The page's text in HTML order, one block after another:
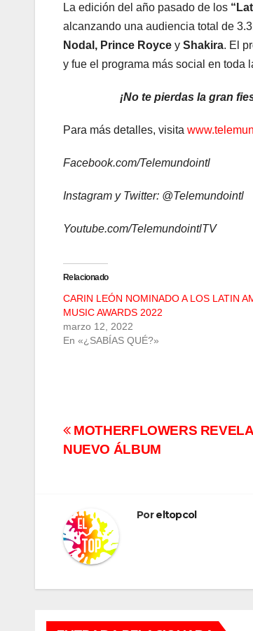
La edición del año pasado de los
alcanzando una audiencia total de
Nodal, Prince Royce y Shakira. El
y fue el programa más social en toda
¡No te pierdas la gran
Para más detalles, visita
Facebook.com/Telemundointl
Instagram y Twitter: @Telemundointl
Youtube.com/TelemundointlTV
Relacionado
CARIN LEÓN NOMINADO A LOS LATIN
MUSIC AWARDS 2022
marzo 12, 2022
En «¿SABÍAS QUÉ?»
Navegación
MOTHERFLOWERS
NUEVO ÁLBUM
Poreltopcol